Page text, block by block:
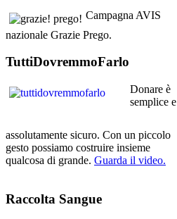
Campagna AVIS
nazionale Grazie Prego.
TuttiDovremmoFarlo
Donare è
semplice e
assolutamente sicuro. Con un piccolo
gesto possiamo costruire insieme
qualcosa di grande. Guarda il video.
Raccolta Sangue